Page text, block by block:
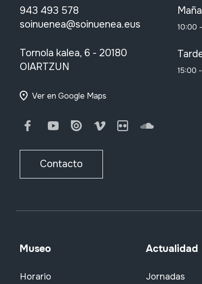
943 493 578
soinuenea@soinuenea.eus
Tornola kalea, 6 - 20180
OIARTZUN
Ver en Google Maps
FacebookYoutubeIssuu Vimeo FlickrSoundCloud
Contacto
10:00
15:00
Museo
Horario
Actualidad
Jornadas